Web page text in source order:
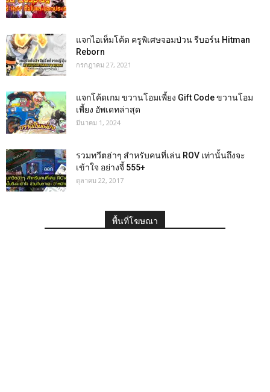
แจกไอเท็มโค้ด ครูพิเศษจอมป่วน รีบอร์น Hitman
Reborn
กรกฎาคม 27, 2021
แจกโค้ดเกม ขวานโอมเพี้ยง Gift Code ขวานโอม
เพี้ยง อัพเดทล่าสุด
มีนาคม 1, 2024
รวมทวีตฮ่าๆ สำหรับคนที่เล่น ROV เท่านั้นถึงจะ
เข้าใจ อย่างจี้ 555+
ตุลาคม 22, 2017
พื้นที่โฆษณา